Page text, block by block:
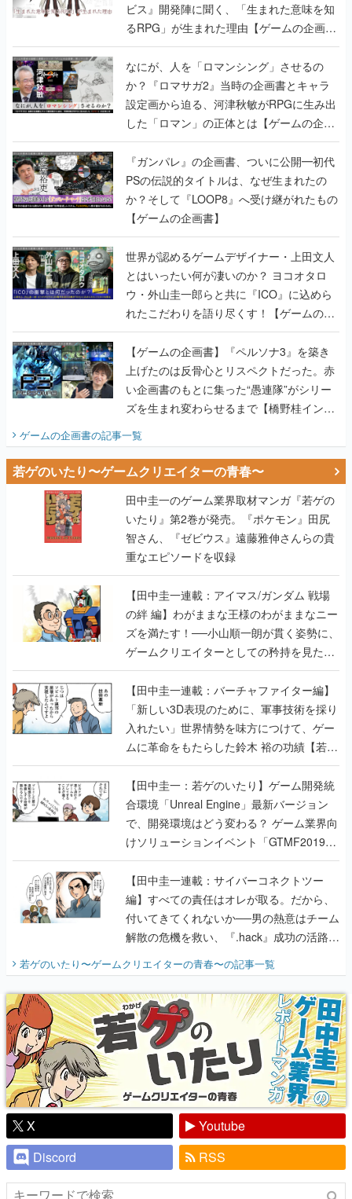
ビス』開発陣に聞く、「生まれた意味を知
るRPG」が生まれた理由【ゲームの企画
書】
なにが、人を「ロマンシング」させるの
か？『ロマサガ2』当時の企画書とキャラ
設定画から迫る、河津秋敏がRPGに生み出
した「ロマン」の正体とは【ゲームの企画
書】
『ガンパレ』の企画書、ついに公開━初代
PSの伝説的タイトルは、なぜ生まれたの
か？そして『LOOP8』へ受け継がれたもの
【ゲームの企画書】
世界が認めるゲームデザイナー・上田文人
とはいったい何が凄いのか？ ヨコオタロ
ウ・外山圭一郎らと共に『ICO』に込めら
れたこだわりを語り尽くす！【ゲームの企
画書】
【ゲームの企画書】『ペルソナ3』を築き
上げたのは反骨心とリスペクトだった。赤
い企画書のもとに集った“愚連隊”がシリー
ズを生まれ変わらせるまで【橋野桂インタ
ビュー】
ゲームの企画書の記事一覧
若ゲのいたり〜ゲームクリエイターの青春〜
田中圭一のゲーム業界取材マンガ『若ゲの
いたり』第2巻が発売。『ポケモン』田尻
智さん、『ゼビウス』遠藤雅伸さんらの貴
重なエピソードを収録
【田中圭一連載：アイマス/ガンダム 戦場
の絆 編】わがままな王様のわがままなニー
ズを満たす！──小山順一朗が貫く姿勢に、
ゲームクリエイターとしての矜持を見た
【若ゲのいたり最終回】
【田中圭一連載：バーチャファイター編】
「新しい3D表現のために、軍事技術を採り
入れたい」世界情勢を味方につけて、ゲー
ムに革命をもたらした鈴木 裕の功績【若ゲ
のいたり】
【田中圭一：若ゲのいたり】ゲーム開発統
合環境「Unreal Engine」最新バージョン
で、開発環境はどう変わる？ ゲーム業界向
けソリューションイベント「GTMF2019」
に行って、より理解を深めよう【PR】
【田中圭一連載：サイバーコネクトツー
編】すべての責任はオレが取る。だから、
付いてきてくれないか──男の熱意はチーム
解散の危機を救い、『.hack』成功の活路を
開く。業界の快男児・松山 洋に流れる血は
『少年ジャンプ』色だった【若ゲのいた
り】
若ゲのいたり〜ゲームクリエイターの青春〜の記事一覧
X
Youtube
Discord
RSS